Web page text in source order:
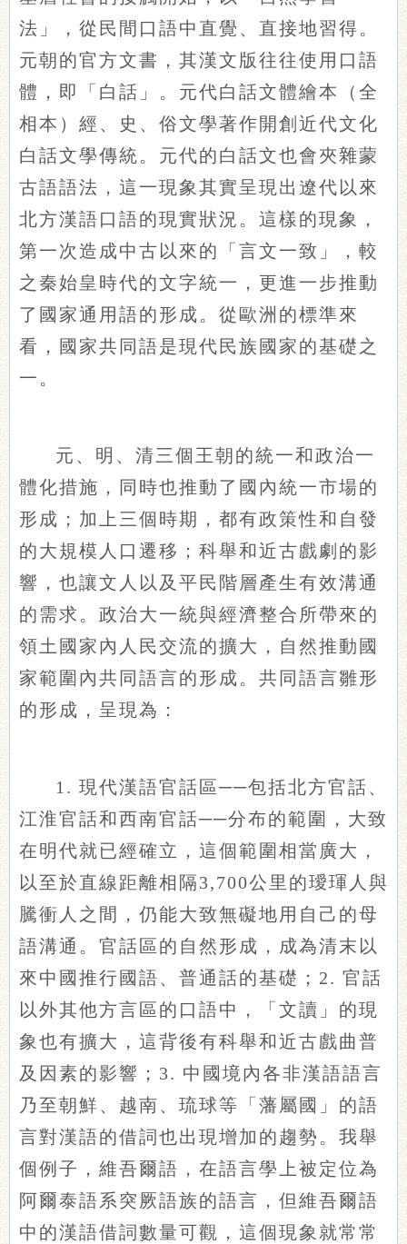
法」，從民間口語中直覺、直接地習得。
元朝的官方文書，其漢文版往往使用口語
體，即「白話」。元代白話文體繪本（全
相本）經、史、俗文學著作開創近代文化
白話文學傳統。元代的白話文也會夾雜蒙
古語語法，這一現象其實呈現出遼代以來
北方漢語口語的現實狀況。這樣的現象，
第一次造成中古以來的「言文一致」，較
之秦始皇時代的文字統一，更進一步推動
了國家通用語的形成。從歐洲的標準來
看，國家共同語是現代民族國家的基礎之
一。
元、明、清三個王朝的統一和政治一
體化措施，同時也推動了國內統一市場的
形成；加上三個時期，都有政策性和自發
的大規模人口遷移；科舉和近古戲劇的影
響，也讓文人以及平民階層產生有效溝通
的需求。政治大一統與經濟整合所帶來的
領土國家內人民交流的擴大，自然推動國
家範圍內共同語言的形成。共同語言雛形
的形成，呈現為：
1. 現代漢語官話區──包括北方官話、
江淮官話和西南官話──分布的範圍，大致
在明代就已經確立，這個範圍相當廣大，
以至於直線距離相隔3,700公里的璦琿人與
騰衝人之間，仍能大致無礙地用自己的母
語溝通。官話區的自然形成，成為清末以
來中國推行國語、普通話的基礎；2. 官話
以外其他方言區的口語中，「文讀」的現
象也有擴大，這背後有科舉和近古戲曲普
及因素的影響；3. 中國境內各非漢語語言
乃至朝鮮、越南、琉球等「藩屬國」的語
言對漢語的借詞也出現增加的趨勢。我舉
個例子，維吾爾語，在語言學上被定位為
阿爾泰語系突厥語族的語言，但維吾爾語
中的漢語借詞數量可觀，這個現象就常常